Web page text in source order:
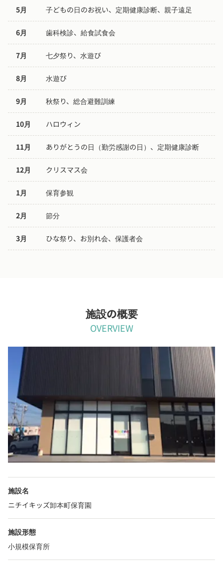
5月 子どもの日のお祝い、定期健康診断、親子遠足
6月 歯科検診、給食試食会
7月 七夕祭り、水遊び
8月 水遊び
9月 秋祭り、総合避難訓練
10月 ハロウィン
11月 ありがとうの日（勤労感謝の日）、定期健康診断
12月 クリスマス会
1月 保育参観
2月 節分
3月 ひな祭り、お別れ会、保護者会
施設の概要
OVERVIEW
施設名
ニチイキッズ卸本町保育園
施設形態
小規模保育所